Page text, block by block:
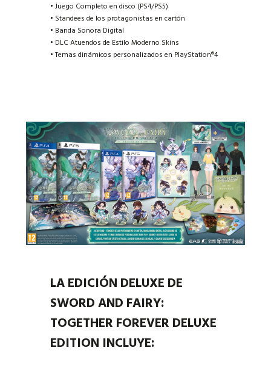
• Juego Completo en disco (PS4/PS5)
• Standees de los protagonistas en cartón
• Banda Sonora Digital
• DLC Atuendos de Estilo Moderno Skins
• Temas dinámicos personalizados en PlayStation®4
LA EDICIÓN DELUXE DE
SWORD AND FAIRY:
TOGETHER FOREVER DELUXE
EDITION INCLUYE: